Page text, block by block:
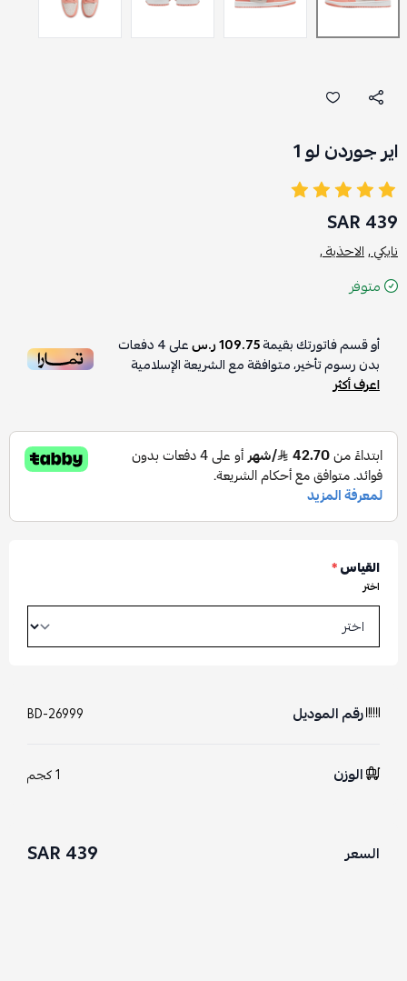
اير جوردن لو 1
439 SAR
نايكي ,الاحذية ,
متوفر
أو قسم فاتورتك بقيمة109.75 ر.س على4دفعات
بدون رسوم تأخير، متوافقة مع الشريعة الإسلامية
اعرف أكثر
القياس*
اختر
رقم الموديل BD-26999
الوزن 1 كجم
السعر 439 SAR